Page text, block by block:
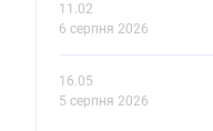
11.02
6 серпня 2026
16.05
5 серпня 2026